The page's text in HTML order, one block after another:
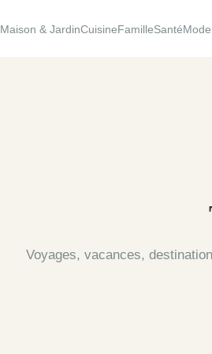
Maison & JardinCuisineFamilleSantéMode
Voyages, vacances,